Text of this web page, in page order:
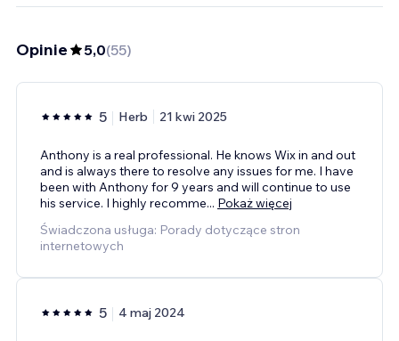
Opinie 5,0(55)
5 Herb 21 kwi 2025
Anthony is a real professional. He knows Wix in and out
and is always there to resolve any issues for me. I have
been with Anthony for 9 years and will continue to use
his service. I highly recomme... Pokaż więcej
Świadczona usługa: Porady dotyczące stron
internetowych
5 4 maj 2024